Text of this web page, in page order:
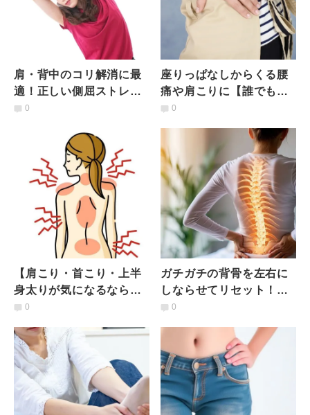
肩・背中のコリ解消に最
適！正しい側屈ストレッ
チのやり方
0
座りっぱなしからくる腰
痛や肩こりに【誰でも簡
単】縮んだ腸腰筋を伸ば
0
【肩こり・首こり・上半
身太りが気になるなら】
これだけやれば大丈夫！
トレッチ
0
ガチガチの背骨を左右に
しならせてリセット！ベ
ッドの上でできる肩凝り
0